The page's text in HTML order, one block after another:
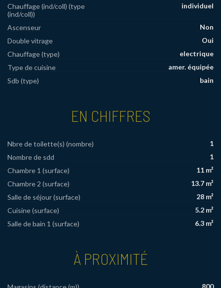
Chauffage (ind/coll) (type
(ind/coll))
individuel
Ascenseur
Non
Double vitrage
Oui
Chauffage (type)
electrique
Type de cuisine
amer. équipée
Sdb (type)
bain
EN CHIFFRES
Nbre de toilette(s) (nombre)
1
Nombre de sdd
1
Chambre 1 (surface)
11 m²
Chambre 2 (surface)
13.7 m²
Salle de séjour (surface)
28 m²
Cuisine (surface)
5.2 m²
Salle de bain 1 (surface)
6.3 m²
À PROXIMITÉ
800